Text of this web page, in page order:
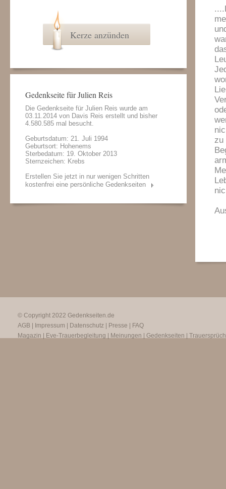
zu
Kerze anzünden
Gedenkseite für Julien Reis
Die Gedenkseite für Julien Reis wurde am
03.11.2014 von Davis Reis erstellt und bisher
4.580.585 mal besucht.
Geburtsdatum: 21. Juli 1994
Geburtsort: Hohenems
Sterbedatum: 19. Oktober 2013
Sternzeichen: Krebs
Erstellen Sie jetzt in nur wenigen Schritten
kostenfrei eine persönliche Gedenkseiten
© Copyright 2022 Gedenkseiten.de
AGB
Impressum Datenschutz Presse
FAQ
Magazin
Eve-Trauerbegleitung Meinungen Gedenkseiten